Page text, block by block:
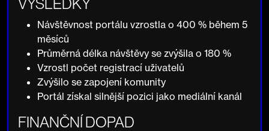
Návštěvnost portálu vzrostla o 400 % během 5
měsíců
Průměrná délka návštěvy se zvýšila o 180 %
Vzrostl počet registrací uživatelů
Zvýšilo se zapojení komunity
Portál získal silnější pozici jako mediální kanál
FINANČNÍ DOPAD